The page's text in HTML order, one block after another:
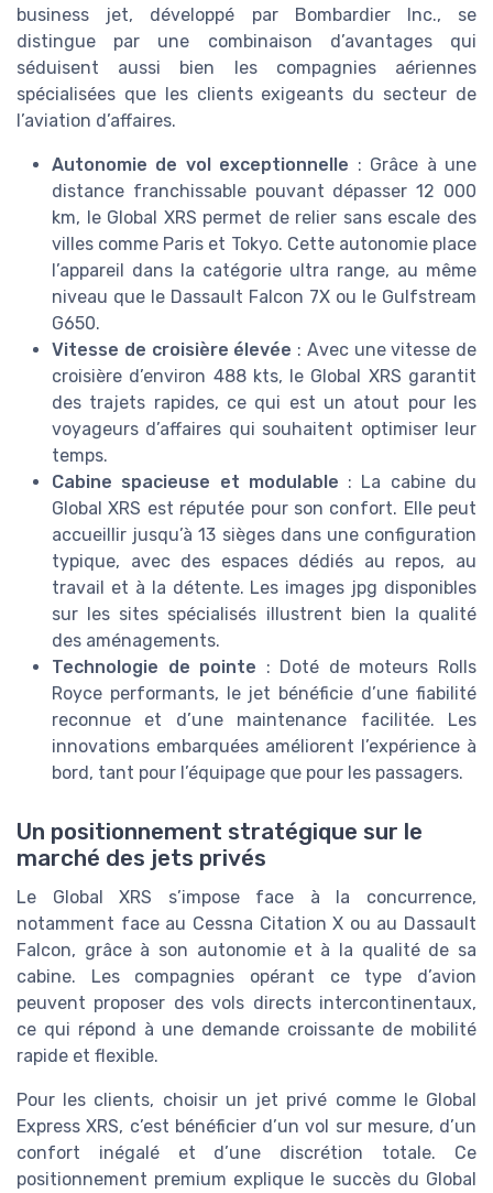
business jet, développé par Bombardier Inc., se
distingue par une combinaison d’avantages qui
séduisent aussi bien les compagnies aériennes
spécialisées que les clients exigeants du secteur de
l’aviation d’affaires.
Autonomie de vol exceptionnelle : Grâce à une
distance franchissable pouvant dépasser 12 000
km, le Global XRS permet de relier sans escale des
villes comme Paris et Tokyo. Cette autonomie place
l’appareil dans la catégorie ultra range, au même
niveau que le Dassault Falcon 7X ou le Gulfstream
G650.
Vitesse de croisière élevée : Avec une vitesse de
croisière d’environ 488 kts, le Global XRS garantit
des trajets rapides, ce qui est un atout pour les
voyageurs d’affaires qui souhaitent optimiser leur
temps.
Cabine spacieuse et modulable : La cabine du
Global XRS est réputée pour son confort. Elle peut
accueillir jusqu’à 13 sièges dans une configuration
typique, avec des espaces dédiés au repos, au
travail et à la détente. Les images jpg disponibles
sur les sites spécialisés illustrent bien la qualité
des aménagements.
Technologie de pointe : Doté de moteurs Rolls
Royce performants, le jet bénéficie d’une fiabilité
reconnue et d’une maintenance facilitée. Les
innovations embarquées améliorent l’expérience à
bord, tant pour l’équipage que pour les passagers.
Un positionnement stratégique sur le
marché des jets privés
Le Global XRS s’impose face à la concurrence,
notamment face au Cessna Citation X ou au Dassault
Falcon, grâce à son autonomie et à la qualité de sa
cabine. Les compagnies opérant ce type d’avion
peuvent proposer des vols directs intercontinentaux,
ce qui répond à une demande croissante de mobilité
rapide et flexible.
Pour les clients, choisir un jet privé comme le Global
Express XRS, c’est bénéficier d’un vol sur mesure, d’un
confort inégalé et d’une discrétion totale. Ce
positionnement premium explique le succès du Global